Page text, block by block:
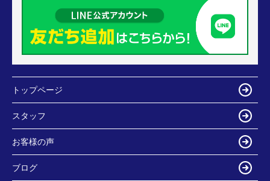
トップページ
スタッフ
お客様の声
ブログ